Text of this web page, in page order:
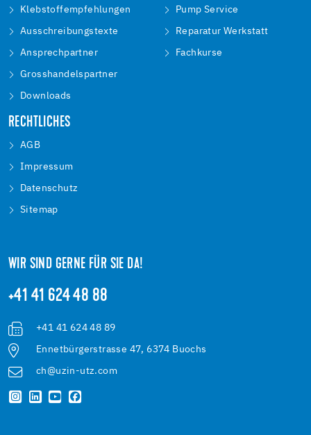
Klebstoffempfehlungen
Ausschreibungstexte
Ansprechpartner
Grosshandelspartner
Downloads
Pump Service
Reparatur Werkstatt
Fachkurse
RECHTLICHES
AGB
Impressum
Datenschutz
Sitemap
WIR SIND GERNE FÜR SIE DA!
+41 41 624 48 88
+41 41 624 48 89
Ennetbürgerstrasse 47, 6374 Buochs
ch@uzin-utz.com